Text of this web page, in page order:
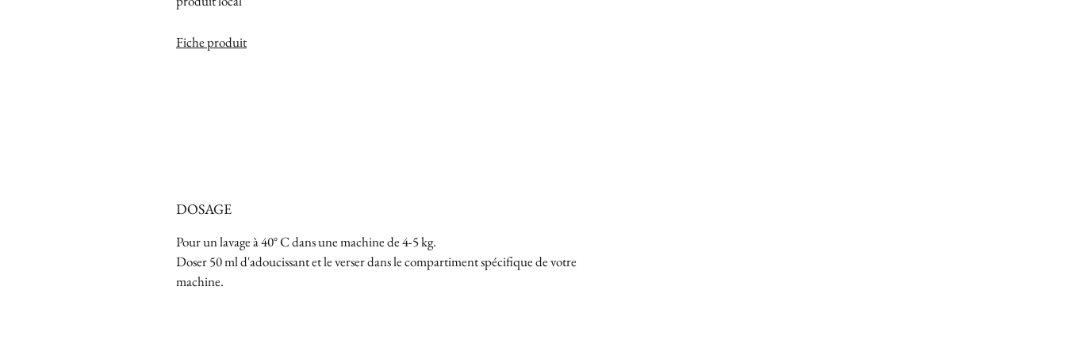
Fiche produit
DOSAGE
Pour un lavage à 40° C dans une machine de 4-5 kg.
Doser 50 ml d'adoucissant et le verser dans le compartiment spécifique de votre
machine.